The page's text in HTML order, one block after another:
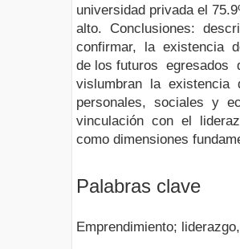
universidad privada el
alto. Conclusiones:
confirmar, la existencia
de los futuros
vislumbran la existencia
personales, sociales y
vinculación con el
como dimensiones
Palabras clave
Emprendimiento;